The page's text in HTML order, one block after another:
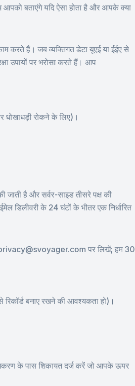
बताएंगे यदि ऐसा होता है और आपके क्या
करते हैं। जब व्यक्तिगत डेटा यूएई या ईईए से
उपायों पर भरोसा करते हैं। आप
धोखाधड़ी रोकने के लिए)।
जाती है और सर्वर-साइड तीसरे पक्ष की
डिलीवरी के 24 घंटों के भीतर एक निर्धारित
privacy@svoyager.com पर लिखें; हम 30
बनाए रखने की आवश्यकता हो)।
के पास शिकायत दर्ज करें जो आपके ऊपर